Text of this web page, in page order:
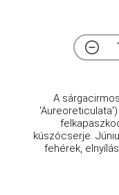
A
kúszócserje.
fehérek,